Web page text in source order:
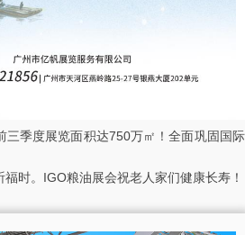
三季度展览面积达750万㎡！全面巩固国际
福时。IGO粮油展会祝老人家们健康长寿！